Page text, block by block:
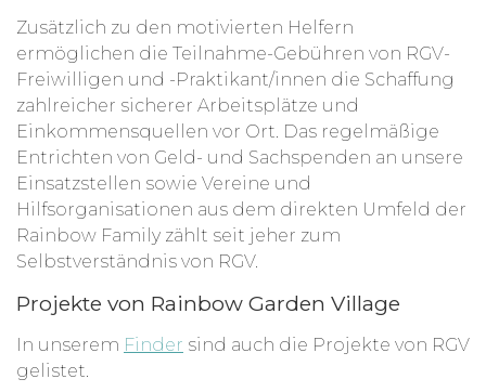
Zusätzlich zu den motivierten Helfern
ermöglichen die Teilnahme-Gebühren von RGV-
Freiwilligen und -Praktikant/innen die Schaffung
zahlreicher sicherer Arbeitsplätze und
Einkommensquellen vor Ort. Das regelmäßige
Entrichten von Geld- und Sachspenden an unsere
Einsatzstellen sowie Vereine und
Hilfsorganisationen aus dem direkten Umfeld der
Rainbow Family zählt seit jeher zum
Selbstverständnis von RGV.
Projekte von Rainbow Garden Village
In unserem Finder sind auch die Projekte von RGV
gelistet.